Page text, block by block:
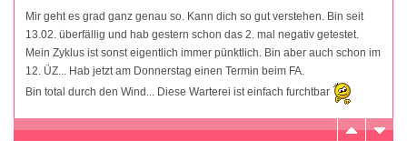
Mir geht es grad ganz genau so. Kann dich so gut verstehen. Bin seit
13.02. überfällig und hab gestern schon das 2. mal negativ getestet.
Mein Zyklus ist sonst eigentlich immer pünktlich. Bin aber auch schon im
12. ÜZ... Hab jetzt am Donnerstag einen Termin beim FA.
Bin total durch den Wind... Diese Warterei ist einfach furchtbar